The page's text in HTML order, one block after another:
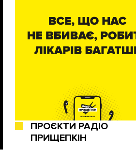
ПРОЄКТИ РАДІО
ПРИЩЕПКІН